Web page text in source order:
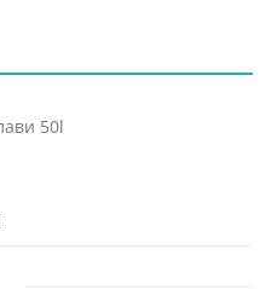
50l